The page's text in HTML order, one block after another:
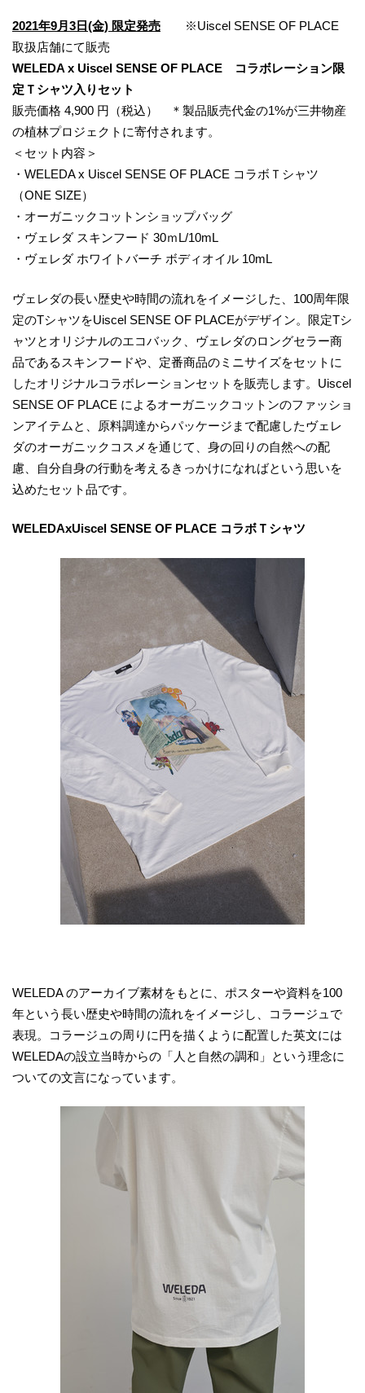
2021年9月3日(金) 限定発売
※Uiscel SENSE OF PLACE
取扱店舗にて販売
WELEDA x Uiscel SENSE OF PLACE コラボレーション限
定Ｔシャツ入りセット
販売価格 4,900 円（税込） ＊製品販売代金の1%が三井物産
の植林プロジェクトに寄付されます。
＜セット内容＞
・WELEDA x Uiscel SENSE OF PLACE コラボＴシャツ
（ONE SIZE）
・オーガニックコットンショップバッグ
・ヴェレダ スキンフード 30ｍL/10mL
・ヴェレダ ホワイトバーチ ボディオイル 10mL
ヴェレダの長い歴史や時間の流れをイメージした、100周年限
定のTシャツをUiscel SENSE OF PLACEがデザイン。限定Tシ
ャツとオリジナルのエコバック、ヴェレダのロングセラー商
品であるスキンフードや、定番商品のミニサイズをセットに
したオリジナルコラボレーションセットを販売します。Uiscel
SENSE OF PLACE によるオーガニックコットンのファッショ
ンアイテムと、原料調達からパッケージまで配慮したヴェレ
ダのオーガニックコスメを通じて、身の回りの自然への配
慮、自分自身の行動を考えるきっかけになればという思いを
込めたセット品です。
WELEDAxUiscel SENSE OF PLACE コラボＴシャツ
WELEDA のアーカイブ素材をもとに、ポスターや資料を100
年という長い歴史や時間の流れをイメージし、コラージュで
表現。コラージュの周りに円を描くように配置した英文には
WELEDAの設立当時からの「人と自然の調和」という理念に
ついての文言になっています。